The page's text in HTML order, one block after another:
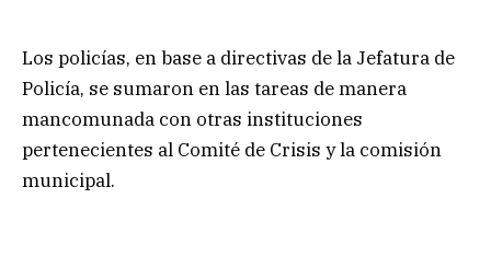
Los policías, en base a directivas de la Jefatura de
Policía, se sumaron en las tareas de manera
mancomunada con otras instituciones
pertenecientes al Comité de Crisis y la comisión
municipal.